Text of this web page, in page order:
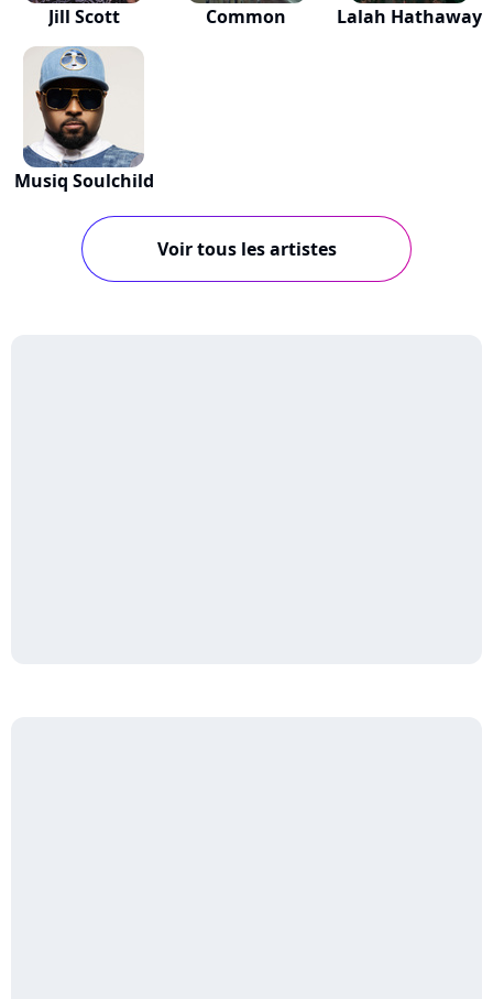
Jill Scott Common Lalah Hathaway
Musiq Soulchild
Voir tous les artistes